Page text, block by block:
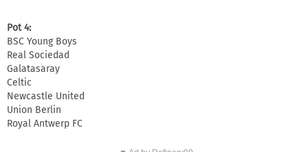
Pot 4:
BSC Young Boys
Real Sociedad
Galatasaray
Celtic
Newcastle United
Union Berlin
Royal Antwerp FC